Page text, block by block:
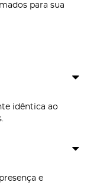
para sua
idêntica ao
e